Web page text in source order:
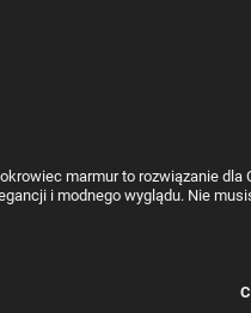
marmur to rozwiązanie
i modnego wyglądu. Nie